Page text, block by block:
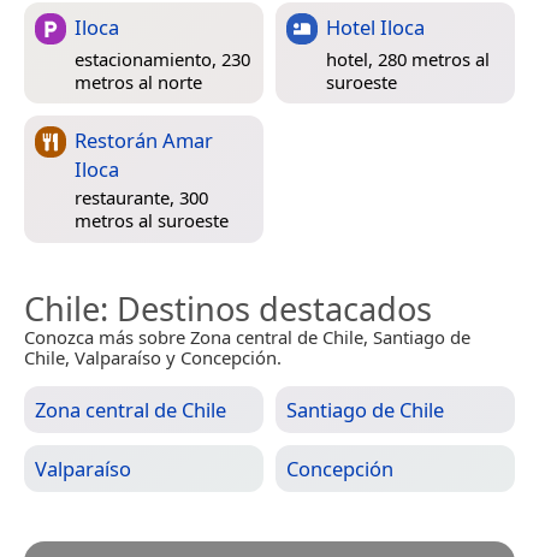
Iloca
estacionamiento, 230
metros al norte
Hotel Iloca
hotel, 280 metros al
suroeste
Restorán Amar
Iloca
restaurante, 300
metros al suroeste
Chile: Destinos destacados
Conozca más sobre Zona central de Chile, Santiago de
Chile, Valparaíso y Concepción.
Zona central de Chile Santiago de Chile
Valparaíso Concepción